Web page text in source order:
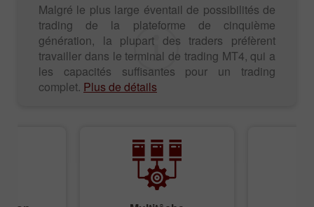
Malgré le plus large éventail de possibilités de
trading de la plateforme de cinquième
génération, la plupart des traders préfèrent
travailler dans le terminal de trading MT4, qui a
les capacités suffisantes pour un trading
complet. Plus de détails